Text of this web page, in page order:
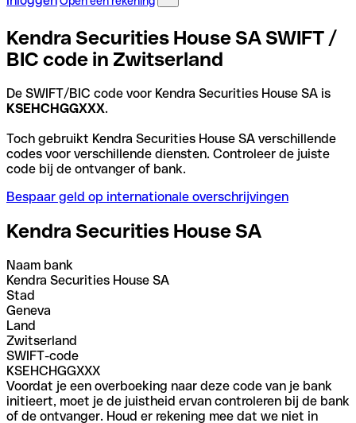
Kendra Securities House SA SWIFT /
BIC code in Zwitserland
De SWIFT/BIC code voor Kendra Securities House SA is
KSEHCHGGXXX.
Toch gebruikt Kendra Securities House SA verschillende
codes voor verschillende diensten. Controleer de juiste
code bij de ontvanger of bank.
Bespaar geld op internationale overschrijvingen
Kendra Securities House SA
Naam bank
Kendra Securities House SA
Stad
Geneva
Land
Zwitserland
SWIFT-code
KSEHCHGGXXX
Voordat je een overboeking naar deze code van je bank
initieert, moet je de juistheid ervan controleren bij de bank
of de ontvanger. Houd er rekening mee dat we niet in